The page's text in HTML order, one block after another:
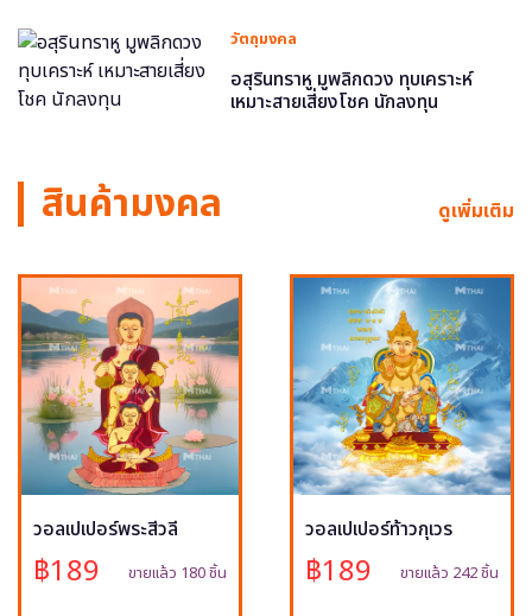
วัตถุมงคล
อสุรินทราหู มูพลิกดวง ทุบเคราะห์
เหมาะสายเสี่ยงโชค นักลงทุน
สินค้ามงคล ดูเพิ่มเติม
วอลเปเปอร์พระสีวลี
฿189 ขายแล้ว 180 ชิ้น
วอลเปเปอร์ท้าวกุเวร
฿189 ขายแล้ว 242 ชิ้น